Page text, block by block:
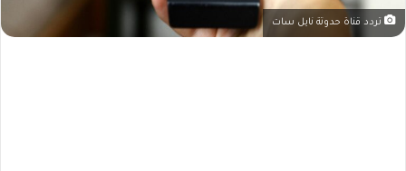
تردد قناة حدوتة نايل سات